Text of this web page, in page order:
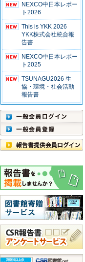
NEXCO中日本レポー
ト2026
This is YKK 2026
YKK株式会社統合報
告書
NEXCO中日本レポー
ト2025
TSUNAGU2026 生
協・環境・社会活動
報告書